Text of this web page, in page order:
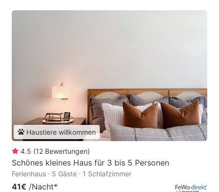
Haustiere willkommen
4.5 (12 Bewertungen)
Schönes kleines Haus für 3 bis 5 Personen
Ferienhaus · 5 Gäste · 1 Schlafzimmer
41€ /Nacht*